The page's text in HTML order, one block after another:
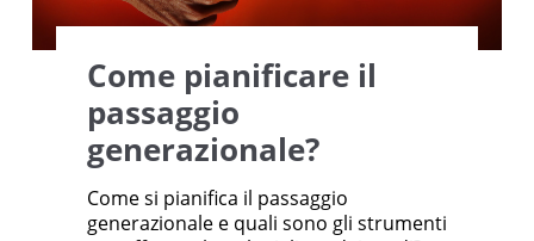
Come pianificare il
passaggio
generazionale?
Come si pianifica il passaggio
generazionale e quali sono gli strumenti